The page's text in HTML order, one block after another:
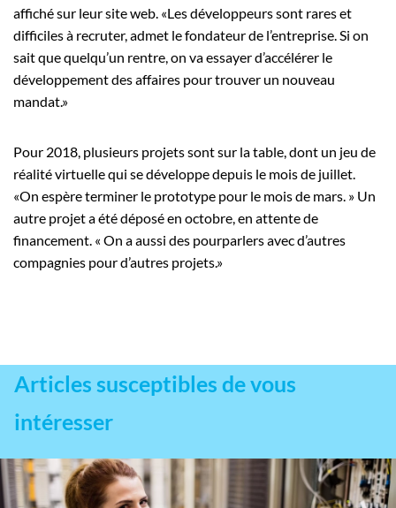
affiché sur leur site web. «Les développeurs sont rares et
difficiles à recruter, admet le fondateur de l’entreprise. Si on
sait que quelqu’un rentre, on va essayer d’accélérer le
développement des affaires pour trouver un nouveau
mandat.»
Pour 2018, plusieurs projets sont sur la table, dont un jeu de
réalité virtuelle qui se développe depuis le mois de juillet.
«On espère terminer le prototype pour le mois de mars. » Un
autre projet a été déposé en octobre, en attente de
financement. « On a aussi des pourparlers avec d’autres
compagnies pour d’autres projets.»
Articles susceptibles de vous
intéresser